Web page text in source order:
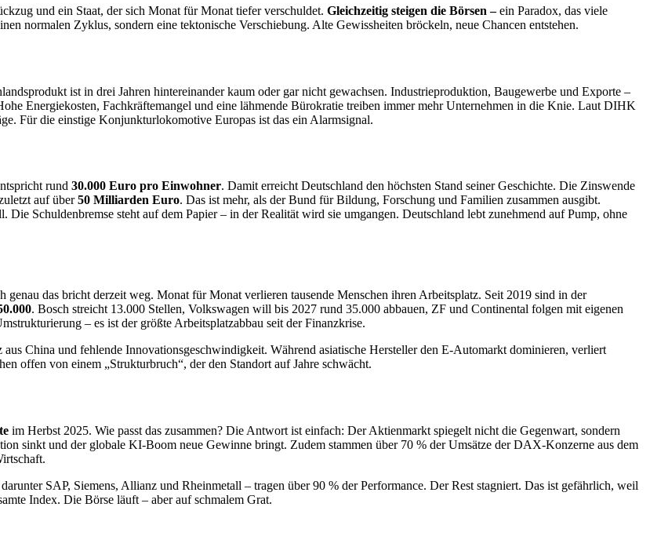
und ein Staat, der sich Monat für Monat tiefer verschuldet. Gleichzeitig steigen die Börsen –ein Paradox, das viele
normalen Zyklus, sondern eine tektonische Verschiebung. Alte Gewissheiten bröckeln, neue Chancen entstehen.
ist in drei Jahren hintereinander kaum oder gar nicht gewachsen. Industrieproduktion, Baugewerbe und Exporte –
Energiekosten, Fachkräftemangel und eine lähmende Bürokratie treiben immer mehr Unternehmen in die Knie. Laut DIHK
Für die einstige Konjunkturlokomotive Europas ist das ein Alarmsignal.
rund 30.000 Euro pro Einwohner. Damit erreicht Deutschland den höchsten Stand seiner Geschichte. Die Zinswende
auf über50 Milliarden Euro. Das ist mehr, als der Bund für Bildung, Forschung und Familien zusammen ausgibt.
Schuldenbremse steht auf dem Papier – in der Realität wird sie umgangen. Deutschland lebt zunehmend auf Pump, ohne
das bricht derzeit weg. Monat für Monat verlieren tausende Menschen ihren Arbeitsplatz. Seit 2019 sind in der
. Bosch streicht 13.000 Stellen, Volkswagen will bis 2027 rund 35.000 abbauen, ZF und Continental folgen mit eigenen
– es ist der größte Arbeitsplatzabbau seit der Finanzkrise.
China und fehlende Innovationsgeschwindigkeit. Während asiatische Hersteller den E-Automarkt dominieren, verliert
offen von einem „Strukturbruch“, der den Standort auf Jahre schwächt.
im Herbst 2025. Wie passt das zusammen? Die Antwort ist einfach: Der Aktienmarkt spiegelt nicht die Gegenwart, sondern
sinkt und der globale KI-Boom neue Gewinne bringt. Zudem stammen über 70 % der Umsätze der DAX-Konzerne aus dem
SAP, Siemens, Allianz und Rheinmetall – tragen über 90 % der Performance. Der Rest stagniert. Das ist gefährlich, weil
Index. Die Börse läuft – aber auf schmalem Grat.